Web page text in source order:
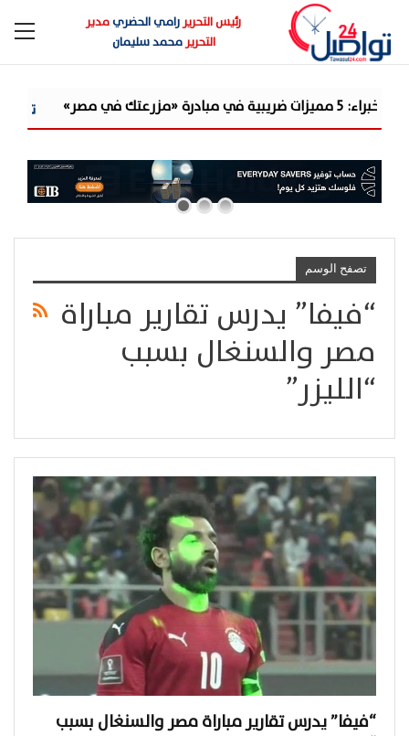
رئيس التحريررامي الحضريمدير
التحريرمحمد سليمان
«مزرعتك في مصر»
تصفح الوسم
“فيفا” يدرس تقارير مباراة
مصر والسنغال بسبب
“الليزر”
“فيفا” يدرس تقارير مباراة مصر والسنغال بسبب